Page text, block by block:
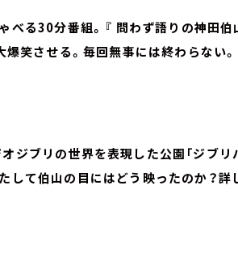
べる30分番組。『 問わず語りの神田伯
爆笑させる。毎回無事には終わらない。
ジブリの世界を表現した公園「ジブリ
して伯山の目にはどう映ったのか？詳